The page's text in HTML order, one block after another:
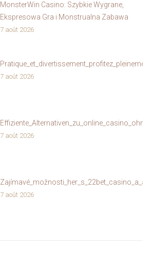
MonsterWin Casino: Szybkie Wygrane,
Ekspresowa Gra i Monstrualna Zabawa
7 août 2026
7 août 2026
7 août 2026
7 août 2026